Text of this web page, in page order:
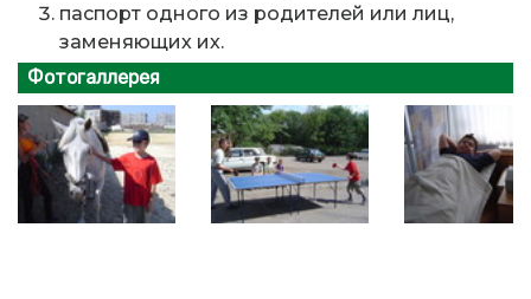
паспорт одного из родителей или лиц,
заменяющих их.
Фотогаллерея